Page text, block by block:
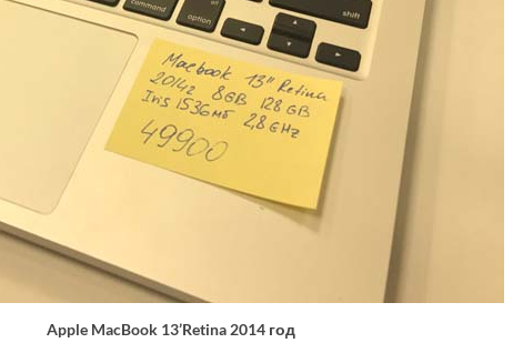
Apple MacBook 13’Retina 2014 год